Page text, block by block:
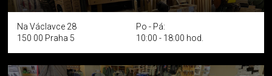
Na Václavce 28
150 00 Praha 5
Po - Pá:
10:00 - 18:00 hod.